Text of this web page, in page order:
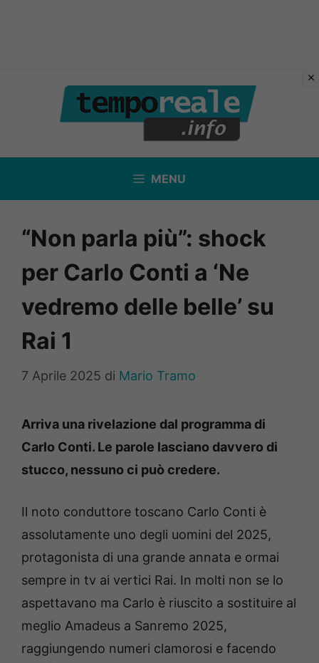
contenuto
MENU
“Non parla più”: shock
per Carlo Conti a ‘Ne
vedremo delle belle’ su
Rai 1
7 Aprile 2025 di Mario Tramo
Arriva una rivelazione dal programma di
Carlo Conti. Le parole lasciano davvero di
stucco, nessuno ci può credere.
Il noto conduttore toscano Carlo Conti è
assolutamente uno degli uomini del 2025,
protagonista di una grande annata e ormai
sempre in tv ai vertici Rai. In molti non se lo
aspettavano ma Carlo è riuscito a sostituire al
meglio Amadeus a Sanremo 2025,
raggiungendo numeri clamorosi e facendo